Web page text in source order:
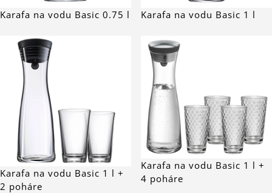
Karafa na vodu Basic 0.75 l Karafa na vodu Basic 1 l
Karafa na vodu Basic 1 l +
2 poháre
Karafa na vodu Basic 1 l +
4 poháre